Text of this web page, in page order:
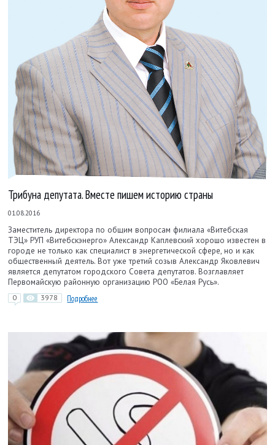
Трибуна депутата. Вместе пишем историю страны
01.08.2016
Заместитель директора по общим вопросам филиала «Витебская
ТЭЦ» РУП «Витебскэнерго» Александр Каплевский хорошо известен в
городе не только как специалист в энергетиче­ской сфере, но и как
общественный деятель. Вот уже третий созыв Александр Яковлевич
является депутатом городского Совета депутатов. Возглавляет
Первомайскую районную организацию РОО «Белая Русь».
0 3978 Подробнее